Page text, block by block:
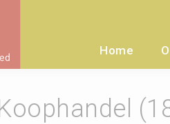
Home